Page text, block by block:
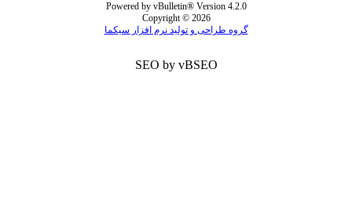
Powered by vBulletin® Version 4.2.0
Copyright © 2026
گروه طراحی و تولید نرم افزار سیکما
SEO by vBSEO